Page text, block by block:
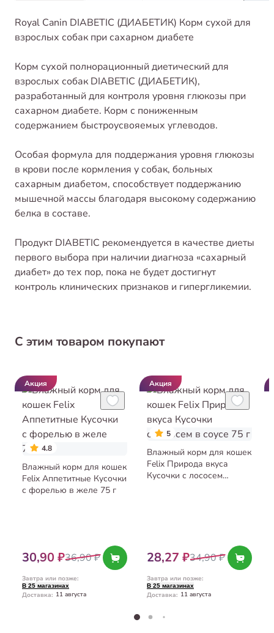
Royal Canin DIABETIC (ДИАБЕТИК) Корм сухой для
взрослых собак при сахарном диабете
Корм сухой полнорационный диетический для
взрослых собак DIABETIC (ДИАБЕТИК),
разработанный для контроля уровня глюкозы при
сахарном диабете. Корм с пониженным
содержанием быстроусвояемых углеводов.
Особая формула для поддержания уровня глюкозы
в крови после кормления у собак, больных
сахарным диабетом, способствует поддержанию
мышечной массы благодаря высокому содержанию
белка в составе.
Продукт DIABETIC рекомендуется в качестве диеты
первого выбора при наличии диагноза «сахарный
диабет» до тех пор, пока не будет достигнут
контроль клинических признаков и гипергликемии.
С этим товаром покупают
Акция
4.8
Влажный корм для кошек
Felix Аппетитные Кусочки
с форелью в желе 75 г
30,90 ₽36,90 ₽
Завтра или позже:
В 25 магазинах
Доставка: 11 августа
Акция
5
Влажный корм для кошек
Felix Природа вкуса
Кусочки с лососем
28,27 ₽34,90 ₽
Завтра или позже:
В 25 магазинах
Доставка: 11 августа